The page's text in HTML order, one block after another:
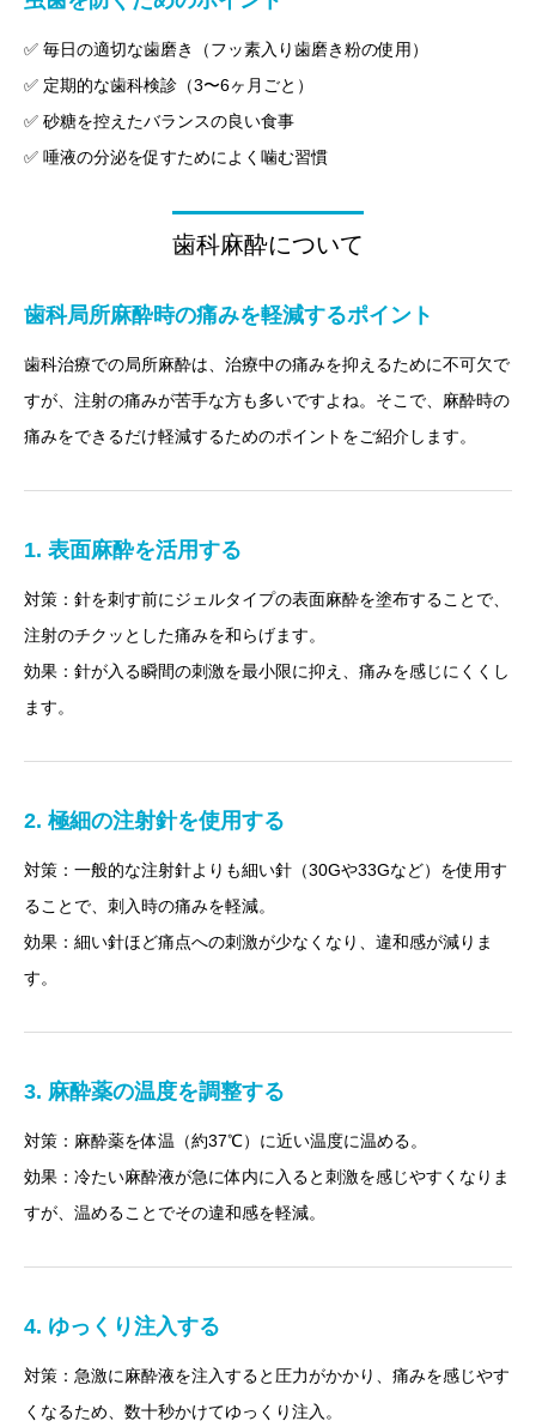
✅ 毎日の適切な歯磨き（フッ素入り歯磨き粉の使用）
✅ 定期的な歯科検診（3〜6ヶ月ごと）
✅ 砂糖を控えたバランスの良い食事
✅ 唾液の分泌を促すためによく噛む習慣
歯科麻酔について
歯科局所麻酔時の痛みを軽減するポイント
歯科治療での局所麻酔は、治療中の痛みを抑えるために不可欠で
すが、注射の痛みが苦手な方も多いですよね。そこで、麻酔時の
痛みをできるだけ軽減するためのポイントをご紹介します。
1. 表面麻酔を活用する
対策：針を刺す前にジェルタイプの表面麻酔を塗布することで、
注射のチクッとした痛みを和らげます。
効果：針が入る瞬間の刺激を最小限に抑え、痛みを感じにくくし
ます。
2. 極細の注射針を使用する
対策：一般的な注射針よりも細い針（30Gや33Gなど）を使用す
ることで、刺入時の痛みを軽減。
効果：細い針ほど痛点への刺激が少なくなり、違和感が減りま
す。
3. 麻酔薬の温度を調整する
対策：麻酔薬を体温（約37℃）に近い温度に温める。
効果：冷たい麻酔液が急に体内に入ると刺激を感じやすくなりま
すが、温めることでその違和感を軽減。
4. ゆっくり注入する
対策：急激に麻酔液を注入すると圧力がかかり、痛みを感じやす
くなるため、数十秒かけてゆっくり注入。